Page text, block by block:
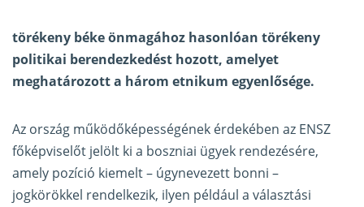
törékeny béke önmagához hasonlóan törékeny
politikai berendezkedést hozott, amelyet
meghatározott a három etnikum egyenlősége.
Az ország működőképességének érdekében az ENSZ
főképviselőt jelölt ki a boszniai ügyek rendezésére,
amely pozíció kiemelt – úgynevezett bonni –
jogkörökkel rendelkezik, ilyen például a választási